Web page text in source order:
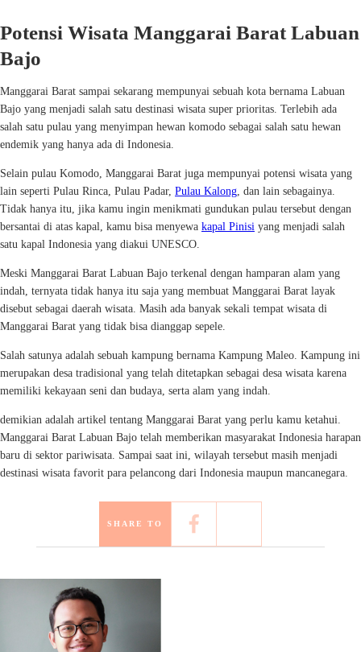
Potensi Wisata Manggarai Barat Labuan
Bajo
Manggarai Barat sampai sekarang mempunyai sebuah kota bernama Labuan
Bajo yang menjadi salah satu destinasi wisata super prioritas. Terlebih ada
salah satu pulau yang menyimpan hewan komodo sebagai salah satu hewan
endemik yang hanya ada di Indonesia.
Selain pulau Komodo, Manggarai Barat juga mempunyai potensi wisata yang
lain seperti Pulau Rinca, Pulau Padar, Pulau Kalong, dan lain sebagainya.
Tidak hanya itu, jika kamu ingin menikmati gundukan pulau tersebut dengan
bersantai di atas kapal, kamu bisa menyewa kapal Pinisi yang menjadi salah
satu kapal Indonesia yang diakui UNESCO.
Meski Manggarai Barat Labuan Bajo terkenal dengan hamparan alam yang
indah, ternyata tidak hanya itu saja yang membuat Manggarai Barat layak
disebut sebagai daerah wisata. Masih ada banyak sekali tempat wisata di
Manggarai Barat yang tidak bisa dianggap sepele.
Salah satunya adalah sebuah kampung bernama Kampung Maleo. Kampung ini
merupakan desa tradisional yang telah ditetapkan sebagai desa wisata karena
memiliki kekayaan seni dan budaya, serta alam yang indah.
demikian adalah artikel tentang Manggarai Barat yang perlu kamu ketahui.
Manggarai Barat Labuan Bajo telah memberikan masyarakat Indonesia harapan
baru di sektor pariwisata. Sampai saat ini, wilayah tersebut masih menjadi
destinasi wisata favorit para pelancong dari Indonesia maupun mancanegara.
SHARE TO